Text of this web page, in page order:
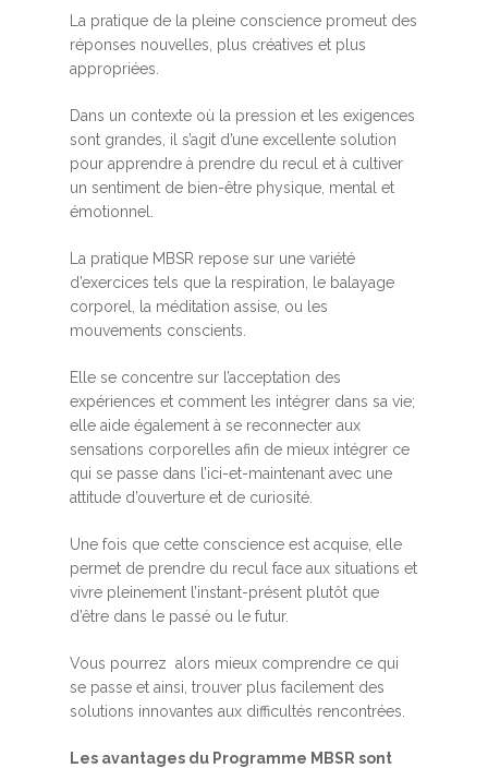
La pratique de la pleine conscience promeut des
réponses nouvelles, plus créatives et plus
appropriées.
Dans un contexte où la pression et les exigences
sont grandes, il s’agit d’une excellente solution
pour apprendre à prendre du recul et à cultiver
un sentiment de bien-être physique, mental et
émotionnel.
La pratique MBSR repose sur une variété
d’exercices tels que la respiration, le balayage
corporel, la méditation assise, ou les
mouvements conscients.
Elle se concentre sur l’acceptation des
expériences et comment les intégrer dans sa vie;
elle aide également à se reconnecter aux
sensations corporelles afin de mieux intégrer ce
qui se passe dans l’ici-et-maintenant avec une
attitude d’ouverture et de curiosité.
Une fois que cette conscience est acquise, elle
permet de prendre du recul face aux situations et
vivre pleinement l’instant-présent plutôt que
d’être dans le passé ou le futur.
Vous pourrez alors mieux comprendre ce qui
se passe et ainsi, trouver plus facilement des
solutions innovantes aux difficultés rencontrées.
Les avantages du Programme MBSR sont